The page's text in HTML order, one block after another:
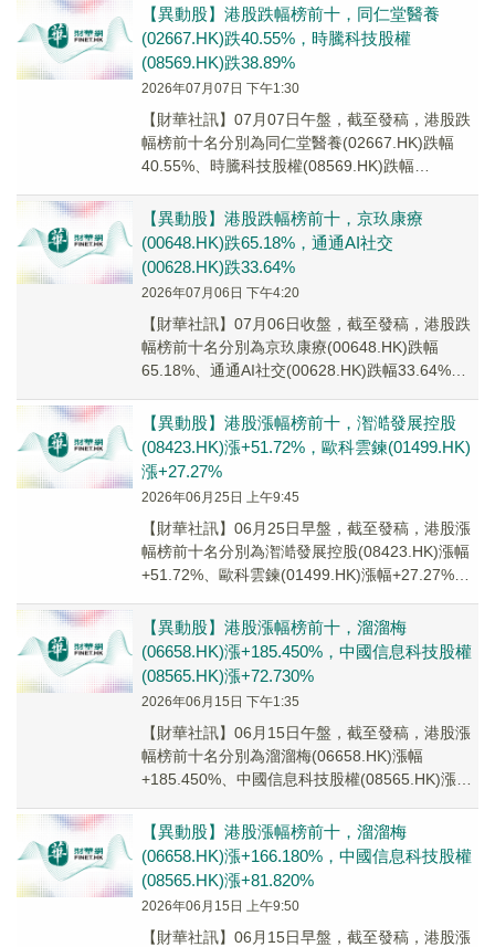
【異動股】港股跌幅榜前十，同仁堂醫養
(02667.HK)跌40.55%，時騰科技股權
(08569.HK)跌38.89%
2026年07月07日 下午1:30
【財華社訊】07月07日午盤，截至發稿，港股跌
幅榜前十名分別為同仁堂醫養(02667.HK)跌幅
40.55%、時騰科技股權(08569.HK)跌幅
【異動股】港股跌幅榜前十，京玖康療
(00648.HK)跌65.18%，通通AI社交
(00628.HK)跌33.64%
2026年07月06日 下午4:20
【財華社訊】07月06日收盤，截至發稿，港股跌
幅榜前十名分別為京玖康療(00648.HK)跌幅
65.18%、通通AI社交(00628.HK)跌幅33.64%、
【異動股】港股漲幅榜前十，潪澔發展控股
(08423.HK)漲+51.72%，歐科雲鍊(01499.HK)
漲+27.27%
2026年06月25日 上午9:45
【財華社訊】06月25日早盤，截至發稿，港股漲
幅榜前十名分別為潪澔發展控股(08423.HK)漲幅
+51.72%、歐科雲鍊(01499.HK)漲幅+27.27%、
【異動股】港股漲幅榜前十，溜溜梅
(06658.HK)漲+185.450%，中國信息科技股權
(08565.HK)漲+72.730%
2026年06月15日 下午1:35
【財華社訊】06月15日午盤，截至發稿，港股漲
幅榜前十名分別為溜溜梅(06658.HK)漲幅
+185.450%、中國信息科技股權(08565.HK)漲幅
【異動股】港股漲幅榜前十，溜溜梅
(06658.HK)漲+166.180%，中國信息科技股權
(08565.HK)漲+81.820%
2026年06月15日 上午9:50
【財華社訊】06月15日早盤，截至發稿，港股漲